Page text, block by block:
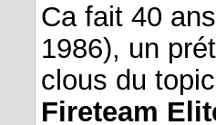
Ca fait 40
1986), un
clous du
Fireteam